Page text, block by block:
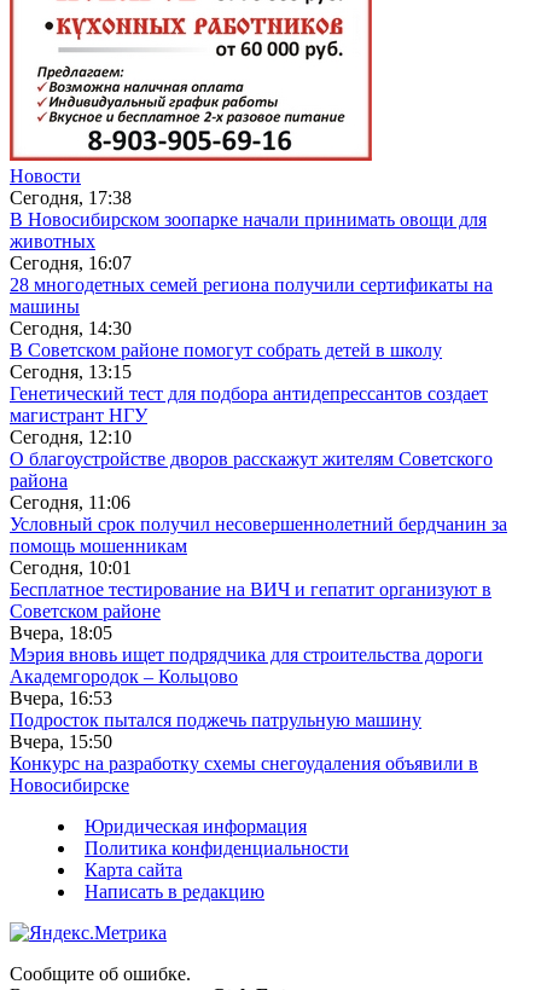
Новости
Сегодня, 17:38
В Новосибирском зоопарке начали принимать овощи для
животных
Сегодня, 16:07
28 многодетных семей региона получили сертификаты на
машины
Сегодня, 14:30
В Советском районе помогут собрать детей в школу
Сегодня, 13:15
Генетический тест для подбора антидепрессантов создает
магистрант НГУ
Сегодня, 12:10
О благоустройстве дворов расскажут жителям Советского
района
Сегодня, 11:06
Условный срок получил несовершеннолетний бердчанин за
помощь мошенникам
Сегодня, 10:01
Бесплатное тестирование на ВИЧ и гепатит организуют в
Советском районе
Вчера, 18:05
Мэрия вновь ищет подрядчика для строительства дороги
Академгородок – Кольцово
Вчера, 16:53
Подросток пытался поджечь патрульную машину
Вчера, 15:50
Конкурс на разработку схемы снегоудаления объявили в
Новосибирске
Юридическая информация
Политика конфиденциальности
Карта сайта
Написать в редакцию
Сообщите об ошибке.